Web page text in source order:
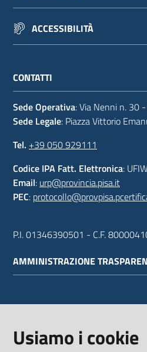
ACCESSIBILITÀ
CONTATTI
Sede Operativa: Via Nenni n. 30
Sede Legale: Piazza Vittorio
Tel. +39 050 929111
Codice IPA Fatt. Elettronica:
Email: urp@provincia.pisa.it
PEC:
P.I. 01346390501 - C.F.
AMMINISTRAZIONE
Usiamo i cookie